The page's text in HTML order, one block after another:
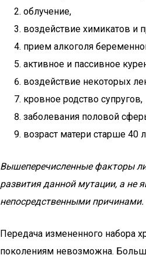
облучение,
воздействие химикатов и
прием алкоголя
активное и пассивное
воздействие некоторых
кровное родство супругов,
заболевания половой
возраст матери старше 40
Вышеперечисленные факторы
развития данной мутации, а не
непосредственными причинами.
Передача измененного набора
поколениям невозможна.